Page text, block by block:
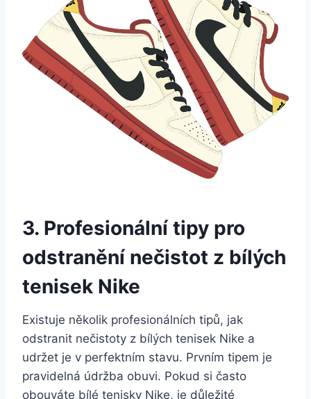
3. Profesionální tipy pro
odstranění nečistot z ⁣bílých
tenisek Nike
Existuje několik profesionálních tipů,‍ jak
‌odstranit nečistoty z bílých tenisek Nike a
udržet ‌je⁤ v ⁣perfektním stavu. Prvním tipem je
pravidelná údržba⁤ obuvi. Pokud ⁢si často
obouváte ⁢bílé tenisky Nike, ⁣je‌ důležité